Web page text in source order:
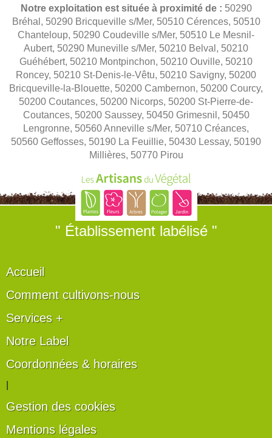
Notre exploitation est située à proximité de : 50290
Bréhal, 50290 Bricqueville s/Mer, 50510 Cérences, 50510
Chanteloup, 50290 Coudeville s/Mer, 50510 Le Mesnil-
Aubert, 50290 Muneville s/Mer, 50210 Belval, 50210
Guéhébert, 50210 Montpinchon, 50210 Ouville, 50210
Roncey, 50210 St-Denis-le-Vêtu, 50210 Savigny, 50200
Bricqueville-la-Blouette, 50200 Cambernon, 50200 Courcy,
50200 Coutances, 50200 Nicorps, 50200 St-Pierre-de-
Coutances, 50200 Saussey, 50450 Grimesnil, 50450
Lengronne, 50560 Anneville s/Mer, 50710 Créances,
50560 Geffosses, 50190 La Feuillie, 50430 Lessay, 50190
Millières, 50770 Pirou
" Établissement labélisé "
Accueil
Comment cultivons-nous
Services +
Notre Label
Coordonnées & horaires
Gestion des cookies
Mentions légales